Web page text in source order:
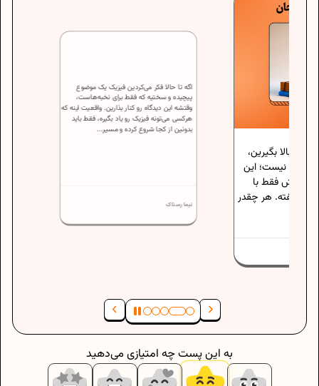
بگیرین،
نیست؛ این
فقط با
هر چقدر
به این پست چه امتیازی می‌دهید